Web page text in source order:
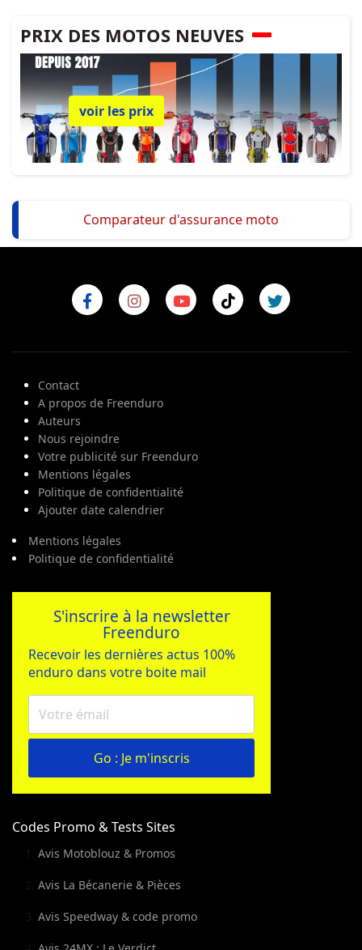
PRIX DES MOTOS NEUVES
voir les prix
Comparateur d'assurance moto
Contact
A propos de Freenduro
Auteurs
Nous rejoindre
Votre publicité sur Freenduro
Mentions légales
Politique de confidentialité
Ajouter date calendrier
Mentions légales
Politique de confidentialité
S'inscrire à la newsletter
Freenduro
Recevoir les dernières actus 100%
enduro dans votre boite mail
Go : Je m'inscris
Codes Promo & Tests Sites
Avis Motoblouz & Promos
Avis La Bécanerie & Pièces
Avis Speedway & code promo